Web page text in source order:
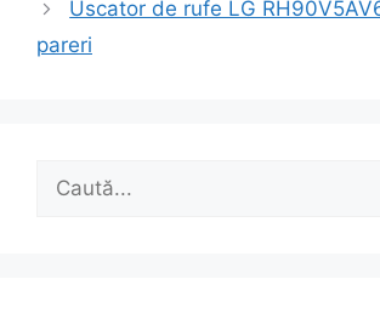
Uscator de rufe LG
pareri
Caută